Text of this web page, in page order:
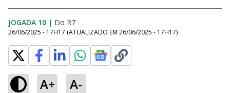
JOGADA 10 | Do R7
26/06/2025 - 17H17 (ATUALIZADO EM 26/06/2025 - 17H17)
A+ A-